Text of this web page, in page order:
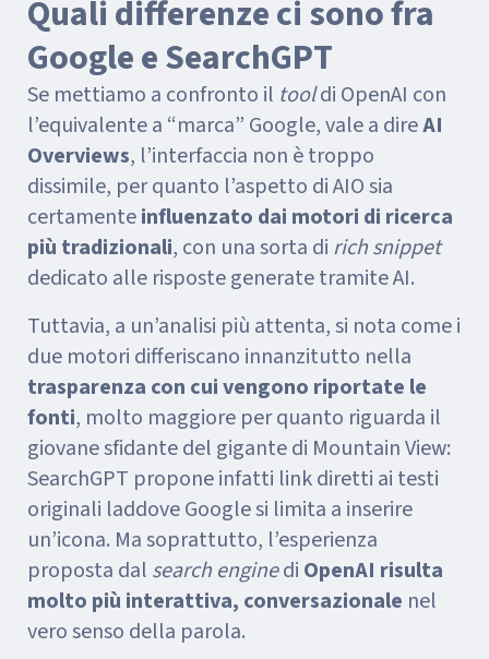
Quali differenze ci sono fra
Google e SearchGPT
Se mettiamo a confronto il tooldi OpenAI con
l’equivalente a “marca” Google, vale a direAI
Overviews, l’interfaccia non è troppo
dissimile, per quanto l’aspetto di AIO sia
certamenteinfluenzato dai motori di ricerca
più tradizionali, con una sorta di rich snippet
dedicato alle risposte generate tramite AI.
Tuttavia, a un’analisi più attenta, si nota come i
due motori differiscano innanzitutto nella
trasparenza con cui vengono riportate le
fonti, molto maggiore per quanto riguarda il
giovane sfidante del gigante di Mountain View:
SearchGPT propone infatti link diretti ai testi
originali laddove Google si limita a inserire
un’icona. Ma soprattutto, l’esperienza
proposta dal search enginedi OpenAI risulta
molto più interattiva, conversazionale nel
vero senso della parola.